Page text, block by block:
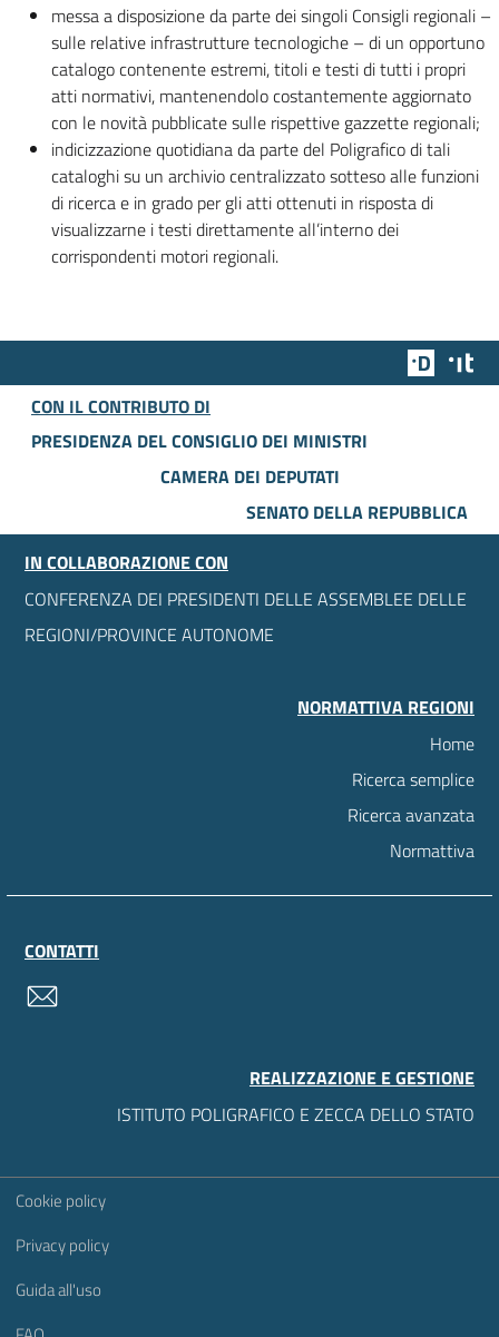
messa a disposizione da parte dei singoli Consigli regionali –
sulle relative infrastrutture tecnologiche – di un opportuno
catalogo contenente estremi, titoli e testi di tutti i propri
atti normativi, mantenendolo costantemente aggiornato
con le novità pubblicate sulle rispettive gazzette regionali;
indicizzazione quotidiana da parte del Poligrafico di tali
cataloghi su un archivio centralizzato sotteso alle funzioni
di ricerca e in grado per gli atti ottenuti in risposta di
visualizzarne i testi direttamente all’interno dei
corrispondenti motori regionali.
Team
CON IL CONTRIBUTO DI
PRESIDENZA DEL CONSIGLIO DEI MINISTRI
CAMERA DEI DEPUTATI
SENATO DELLA REPUBBLICA
IN COLLABORAZIONE CON
CONFERENZA DEI PRESIDENTI DELLE ASSEMBLEE DELLE
REGIONI/PROVINCE AUTONOME
NORMATTIVA REGIONI
Home
Ricerca semplice
Ricerca avanzata
Normattiva
CONTATTI
REALIZZAZIONE E GESTIONE
ISTITUTO POLIGRAFICO E ZECCA DELLO STATO
Sezione Link Utili
Cookie policy
Privacy policy
Guida all'uso